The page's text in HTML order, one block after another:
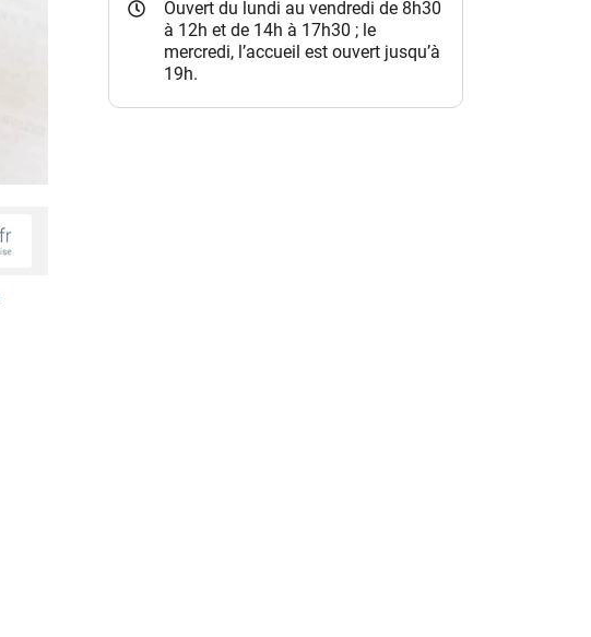
Ouvert du lundi au vendredi de 8h30
à 12h et de 14h à 17h30 ; le
mercredi, l’accueil est ouvert jusqu’à
19h.